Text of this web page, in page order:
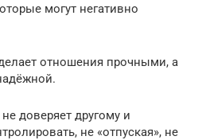
могут негативно
отношения прочными, а
доверяет другому и
не «отпуская», не